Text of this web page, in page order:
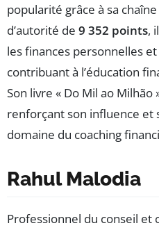
popularité grâce à sa
d’autorité de 9 352 points,
les finances personnelles
contribuant à l’éducation
Son livre « Do Mil ao
renforçant son influence et
domaine du coaching
Rahul Malodia
Professionnel du conseil et